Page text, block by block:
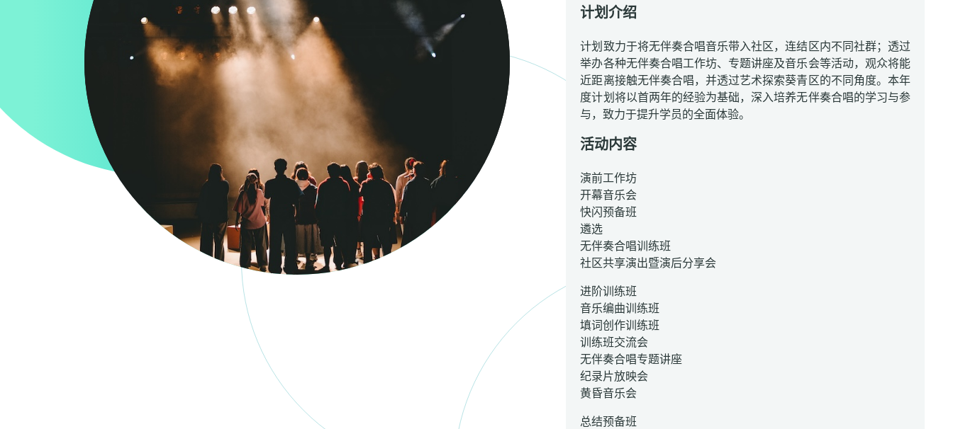
计划介绍
计划致力于将无伴奏合唱音乐带入社区，连结区内不同社群；透过
举办各种无伴奏合唱工作坊、专题讲座及音乐会等活动，观众将能
近距离接触无伴奏合唱，并透过艺术探索葵青区的不同角度。本年
度计划将以首两年的经验为基础，深入培养无伴奏合唱的学习与参
与，致力于提升学员的全面体验。
活动内容
演前工作坊
开幕音乐会
快闪预备班
遴选
无伴奏合唱训练班
社区共享演出暨演后分享会
进阶训练班
音乐编曲训练班
填词创作训练班
训练班交流会
无伴奏合唱专题讲座
纪录片放映会
黄昏音乐会
总结预备班